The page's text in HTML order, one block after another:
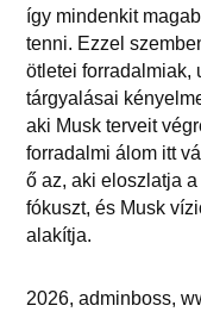
így mindenkit
tenni. Ezzel
ötletei forradalmiak,
tárgyalásai
aki Musk terveit
forradalmi álom itt
ő az, aki eloszlatja
fókuszt, és Musk
alakítja.
2026, adminboss,